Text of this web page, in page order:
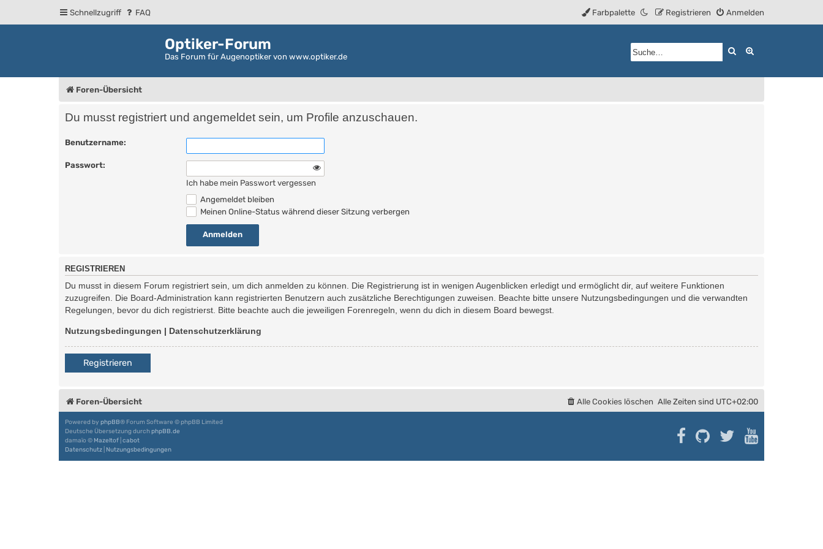
Schnellzugriff FAQ Anmelden
Registrieren
Farbpalette
Optiker-Forum
Das Forum für Augenoptiker von www.optiker.de
Suche
Foren-Übersicht
Du musst registriert und angemeldet sein, um Profile anzuschauen.
Benutzername:
Passwort:
Ich habe mein Passwort vergessen
Angemeldet bleiben
Meinen Online-Status während dieser Sitzung verbergen
REGISTRIEREN
Du musst in diesem Forum registriert sein, um dich anmelden zu können. Die Registrierung ist in wenigen Augenblicken erledigt und ermöglicht dir, auf weitere Funktionen
zuzugreifen. Die Board-Administration kann registrierten Benutzern auch zusätzliche Berechtigungen zuweisen. Beachte bitte unsere Nutzungsbedingungen und die verwandten
Regelungen, bevor du dich registrierst. Bitte beachte auch die jeweiligen Forenregeln, wenn du dich in diesem Board bewegst.
Nutzungsbedingungen | Datenschutzerklärung
Registrieren
Foren-Übersicht Alle Zeiten sind UTC+02:00
Alle Cookies löschen
Powered by phpBB® Forum Software © phpBB Limited
Deutsche Übersetzung durchphpBB.de
damaïo © Mazeltof cabot
Datenschutz Nutzungsbedingungen